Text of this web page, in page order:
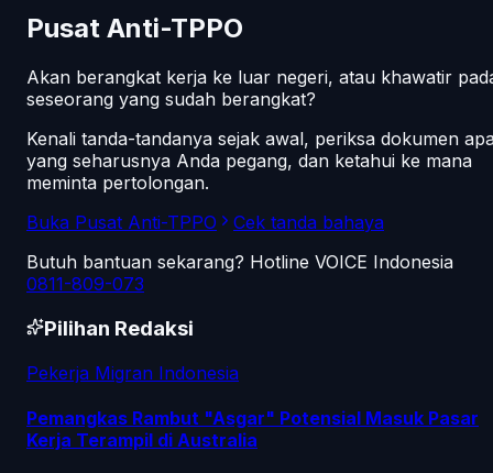
Pusat Anti-TPPO
Akan berangkat kerja ke luar negeri, atau khawatir
seseorang yang sudah berangkat?
Kenali tanda-tandanya sejak awal, periksa dokumen
yang seharusnya Anda pegang, dan ketahui ke mana
meminta pertolongan.
Buka Pusat Anti-TPPO
Cek tanda bahaya
Butuh bantuan sekarang? Hotline VOICE Indonesia
0811-809-073
Pilihan Redaksi
Pekerja Migran Indonesia
Pemangkas Rambut "Asgar" Potensial Masuk Pasar
Kerja Terampil di Australia